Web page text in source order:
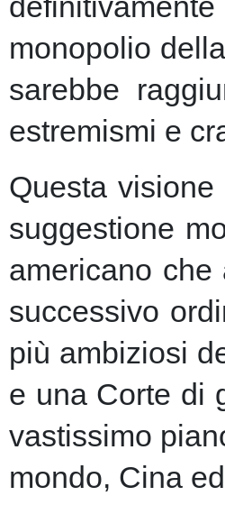
monopolio
sarebbe
estremismi e
Questa
suggestione
americano
successivo
più ambiziosi
e una Corte di
vastissimo
mondo, Cina